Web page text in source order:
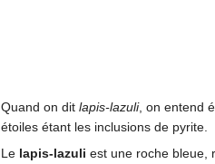
Quand on dit lapis-lazuli, on entend
étoiles étant les inclusions de pyrite.
Le lapis-lazuli est une roche bleue,